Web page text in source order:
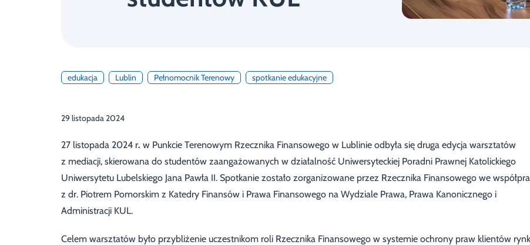
edukacja Lublin Pełnomocnik Terenowy spotkanie edukacyjne
29 listopada 2024
27 listopada 2024 r. w Punkcie Terenowym Rzecznika Finansowego w Lublinie odbyła się druga edycja warsztatów
z mediacji, skierowana do studentów zaangażowanych w działalność Uniwersyteckiej Poradni Prawnej Katolickiego
Uniwersytetu Lubelskiego Jana Pawła II. Spotkanie zostało zorganizowane przez Rzecznika Finansowego we
z dr. Piotrem Pomorskim z Katedry Finansów i Prawa Finansowego na Wydziale Prawa, Prawa Kanonicznego i
Administracji KUL.
Celem warsztatów było przybliżenie uczestnikom roli Rzecznika Finansowego w systemie ochrony praw klientów